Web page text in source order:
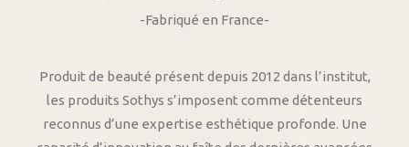
-Fabriqué en France-
Produit de beauté présent depuis 2012 dans l’institut,
les produits Sothys s’imposent comme détenteurs
reconnus d’une expertise esthétique profonde. Une